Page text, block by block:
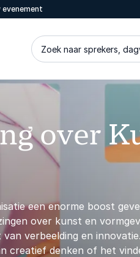
Zoek naar sprekers,
over
een enorme boost
over kunst en
van verbeelding en
creatief denken of het